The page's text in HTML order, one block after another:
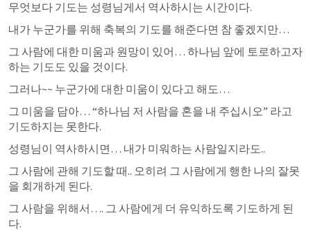
무엇보다 기도는 성령님게서 역사하시는 시간이다.
내가 누군가를 위해 축복의 기도를 해준다면 참 좋겠지만…
그 사람에 대한 미움과 원망이 있어… 하나님 앞에 토로하고자
하는 기도도 있을 것이다.
그러나~~ 누군가에 대한 미움이 있다고 해도…
그 미움을 담아… “하나님 저 사람을 혼을 내 주십시오” 라고
기도하지는 못한다.
성령님이 역사하시면… 내가 미워하는 사람일지라도..
그 사람에 관해 기도할 때.. 오히려 그 사람에게 행한 나의 잘못
을 회개하게 된다.
그 사람을 위해서…. 그 사람에게 더 유익하도록 기도하게 된
다.